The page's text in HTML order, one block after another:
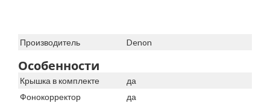
Производитель Denon
Особенности
Крышка в комплекте
да
Фонокорректор
да